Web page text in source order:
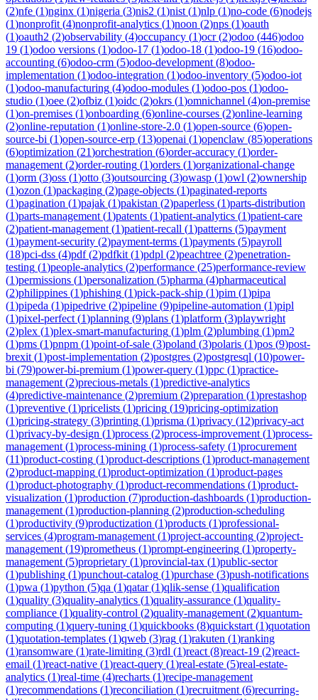
(2)nfe (1)nginx (1)nigeria (3)nis2 (1)nist (1)nlp (1)no-code (6)nodejs
(1)nonprofit (4)nonprofit-analytics (1)noon (2)nps (1)oauth
(1)oauth2 (2)observability (4)occupancy (1)ocr(2)odoo (446)odoo
19 (1)odoo versions (1)odoo-17 (1)odoo-18 (1)odoo-19 (16)odoo-
accounting (6)odoo-crm (5)odoo-development (8)odoo-
implementation (1)odoo-integration (1)odoo-inventory (5)odoo-iot
(1)odoo-manufacturing (4)odoo-modules (1)odoo-pos (1)odoo-
studio (1)oee (2)ofbiz (1)oidc (2)okrs (1)omnichannel (4)on-premise
(1)on-premises (1)onboarding (6)online-courses (2)online-learning
(2)online-reputation (1)online-store-2.0 (1)open-source (6)open-
source-bi (1)open-source-erp (13)openai (1)openclaw (85)operations
(6)optimization (21)orchestration (6)order-accuracy (1)order-
management (2)order-routing (1)orders (1)organizational-change
(1)orm (3)oss (1)otto (3)outsourcing (3)owasp (1)owl (2)ownership
(1)ozon (1)packaging (2)page-objects (1)paginated-reports
(1)pagination (1)pajak (1)pakistan (2)paperless (1)parts-distribution
(1)parts-management (1)patents (1)patient-analytics (1)patient-care
(2)patient-management (1)patient-recall (1)patterns (5)payment
(1)payment-security (2)payment-terms (1)payments (5)payroll
(18)pci-dss (4)pdf(2)pdfkit (1)pdpl (2)peachtree (2)penetration-
testing (1)people-analytics (2)performance (25)performance-review
(1)permissions (1)personalization (5)pharma (4)pharmaceutical
(2)philippines (1)phishing (1)pick-pack-ship (1)pim (1)pipa
(1)pipeda (1)pipedrive (2)pipeline (9)pipeline-automation (1)pipl
(1)pixel-perfect (1)planning (9)plans (1)platform (3)playwright
(2)plex (1)plex-smart-manufacturing (1)plm (2)plumbing (1)pm2
(1)pms (1)pnpm (1)point-of-sale (3)poland (3)polaris (1)pos (9)post-
brexit (1)post-implementation (2)postgres (2)postgresql (10)power-
bi (79)power-bi-premium (1)power-query (1)ppc (1)practice-
management (2)precious-metals (1)predictive-analytics
(4)predictive-maintenance (2)premium (2)preparation (1)prestashop
(1)preventive (1)pricelists (1)pricing (19)pricing-optimization
(1)pricing-strategy (3)printing (1)prisma (1)privacy (12)privacy-act
(1)privacy-by-design (1)process (2)process-improvement (1)process-
management (1)process-mining (1)process-safety (1)procurement
(11)product-costing (1)product-descriptions (1)product-management
(2)product-mapping (1)product-optimization (1)product-pages
(1)product-photography (1)product-recommendations (1)product-
visualization (1)production (7)production-dashboards (1)production-
management (1)production-planning (2)production-scheduling
(1)productivity (9)productization (1)products (1)professional-
services (4)program-management (1)project-accounting (2)project-
management (19)prometheus (1)prompt-engineering (1)property-
management (5)proprietary (1)provincial-tax (1)public-sector
(1)publishing (1)punchout-catalog (1)purchase (3)push-notifications
(1)pwa (1)python (5)qa (1)qatar(1)qlik-sense (1)qualification
(1)quality (3)quality-analytics (1)quality-assurance (1)quality-
compliance (1)quality-control (2)quality-management (2)quantum-
computing (1)query-tuning (1)quickbooks (8)quickstart (1)quotation
(1)quotation-templates (1)qweb (3)rag (1)rakuten (1)ranking
(1)ransomware (1)rate-limiting (3)rdl (1)react (8)react-19 (2)react-
email (1)react-native (1)react-query (1)real-estate (5)real-estate-
analytics (1)real-time (4)recharts (1)recipe-management
(1)recommendations (1)reconciliation (1)recruitment (6)recurring-